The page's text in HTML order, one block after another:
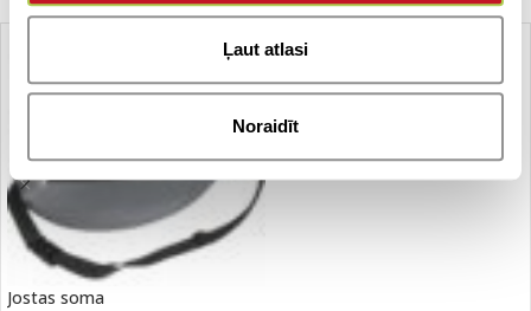
Ļaut atlasi
Noraidīt
Jostas soma